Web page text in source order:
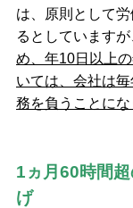
は、原則として
るとしていますが
め、年10日以上
いては、会社は
務を負うことにな
1ヵ月60時間
げ